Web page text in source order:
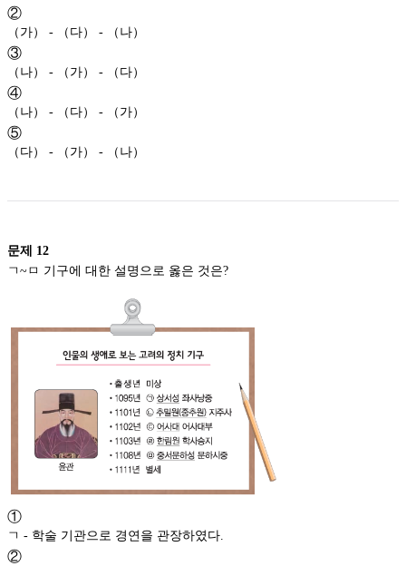
②
（가） - （다） - （나）
③
（나） - （가） - （다）
④
（나） - （다） - （가）
⑤
（다） - （가） - （나）
문제 12
ㄱ~ㅁ 기구에 대한 설명으로 옳은 것은?
①
ㄱ - 학술 기관으로 경연을 관장하였다.
②